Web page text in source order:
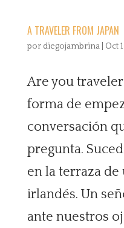
A TRAVELER FROM JAPAN
por diegojambrina| Oct
Are you
forma de
conversación
pregunta.
en la terraza
irlandés. Un
ante nuestros